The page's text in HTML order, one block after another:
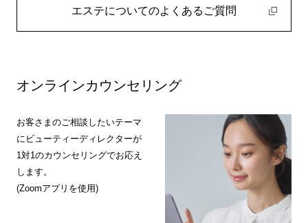
エステについてのよくあるご質問
オンラインカウンセリング
お客さまのご相談したいテーマ
にビューティーディレクターが
1対1のカウンセリングでお応え
します。
(Zoomアプリを使用)